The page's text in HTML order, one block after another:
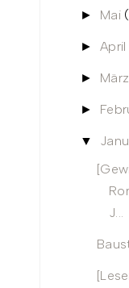
► Mai
►April
► März
►
▼
J...